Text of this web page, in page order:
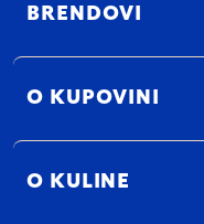
BRENDOVI
O KUPOVINI
O KULINE